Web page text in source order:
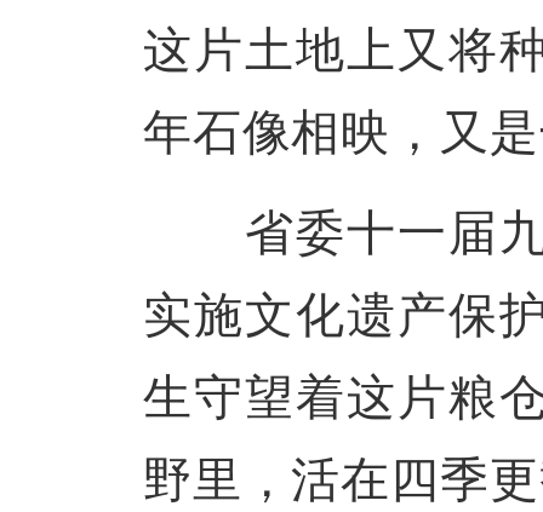
这片土地上又将
年石像相映，又
省委十一届九
实施文化遗产保
生守望着这片粮
野里，活在四季